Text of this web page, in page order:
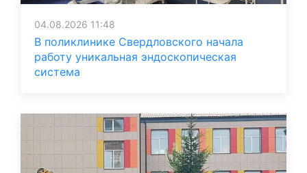
04.08.2026 11:48
В поликлинике Свердловского начала
работу уникальная эндоскопическая
система